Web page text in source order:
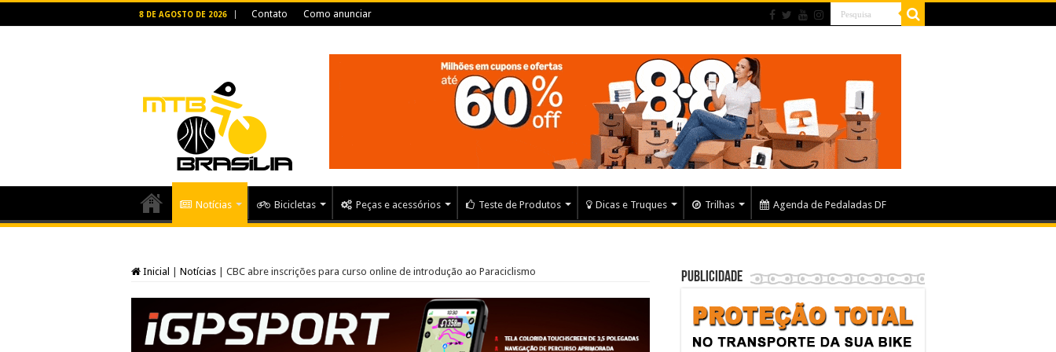
8 DE AGOSTO DE 2026 Contato Como anunciar
Notícias Bicicletas Peças e acessórios Teste de Produtos Dicas e Truques Trilhas Agenda de Pedaladas DF
Inicial Notícias CBC abre inscrições para curso online de introdução ao Paraciclismo Publicidade